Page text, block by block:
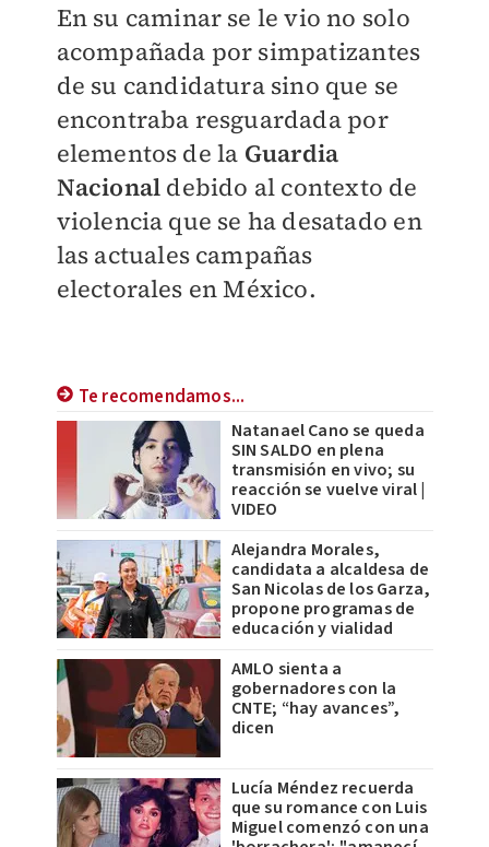
En su caminar se le vio no solo
acompañada por simpatizantes
de su candidatura sino que se
encontraba resguardada por
elementos de la Guardia
Nacional debido al contexto de
violencia que se ha desatado en
las actuales campañas
electorales en México.
Te recomendamos...
Natanael Cano se queda
SIN SALDO en plena
transmisión en vivo; su
reacción se vuelve viral |
VIDEO
Alejandra Morales,
candidata a alcaldesa de
San Nicolas de los Garza,
propone programas de
educación y vialidad
AMLO sienta a
gobernadores con la
CNTE; “hay avances”,
dicen
Lucía Méndez recuerda
que su romance con Luis
Miguel comenzó con una